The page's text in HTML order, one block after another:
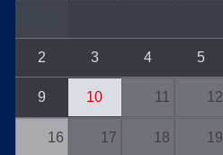
2 3 4 5
9 10 11 12
16 17 18 19